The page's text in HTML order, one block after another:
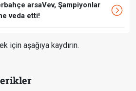
arsaVev, Şampiyonlar
veda etti!
için aşağıya kaydırın.